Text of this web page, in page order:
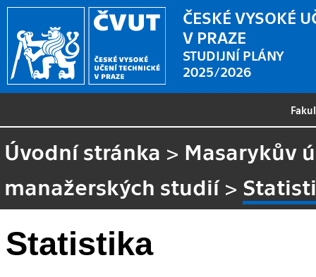
ČESKÉ VYSOKÉ
V PRAZE
STUDIJNÍ PLÁNY
2025/2026
Úvodní stránka > Masarykův
manažerských studií>
Statistika